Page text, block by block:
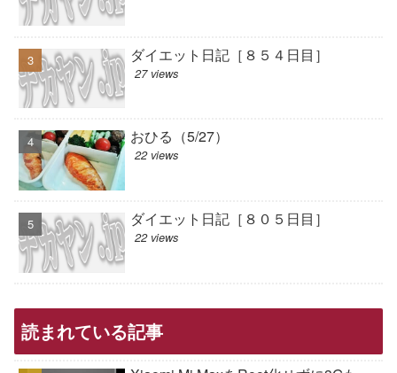
ダイエット日記［８５４日目］
27 views
おひる（5/27）
22 views
ダイエット日記［８０５日目］
22 views
読まれている記事